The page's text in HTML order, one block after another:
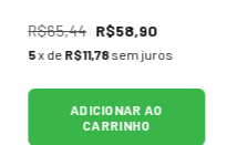
R$65,44 R$58,90
5x de R$11,78 sem juros
ADICIONAR AO
CARRINHO